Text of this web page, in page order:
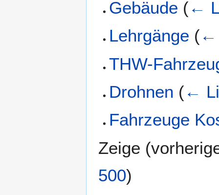
Gebäude (←
Lehrgänge (←
THW-
Drohnen (←
Fahrzeuge
Zeige (
500)